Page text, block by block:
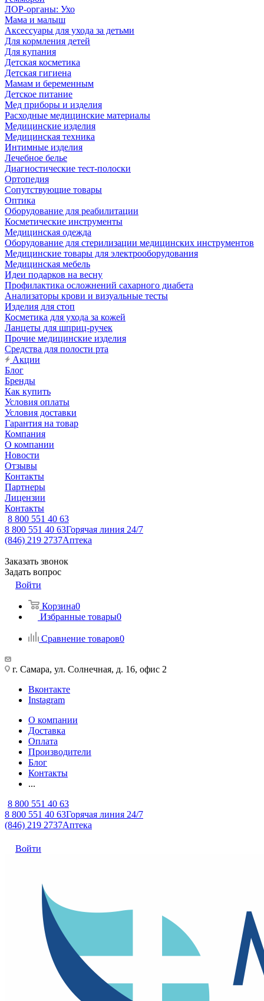
ЛОР-органы: Ухо
Мама и малыш
Аксессуары для ухода за детьми
Для кормления детей
Для купания
Детская косметика
Детская гигиена
Мамам и беременным
Детское питание
Мед приборы и изделия
Расходные медицинские материалы
Медицинские изделия
Медицинская техника
Интимные изделия
Лечебное белье
Диагностические тест-полоски
Ортопедия
Сопутствующие товары
Оптика
Оборудование для реабилитации
Косметические инструменты
Медицинская одежда
Оборудование для стерилизации медицинских инструментов
Медицинские товары для электрооборудования
Медицинская мебель
Идеи подарков на весну
Профилактика осложнений сахарного диабета
Анализаторы крови и визуальные тесты
Изделия для стоп
Косметика для ухода за кожей
Ланцеты для шприц-ручек
Прочие медицинские изделия
Средства для полости рта
Акции
Блог
Бренды
Как купить
Условия оплаты
Условия доставки
Гарантия на товар
Компания
О компании
Новости
Отзывы
Контакты
Партнеры
Лицензии
Контакты
8 800 551 40 63
8 800 551 40 63Горячая линия 24/7
(846) 219 2737Аптека
Заказать звонок
Задать вопрос
Войти
Корзина0
Избранные товары0
Сравнение товаров0
г. Самара, ул. Солнечная, д. 16, офис 2
Вконтакте
Instagram
О компании
Доставка
Оплата
Производители
Блог
Контакты
...
8 800 551 40 63
8 800 551 40 63Горячая линия 24/7
(846) 219 2737Аптека
Войти